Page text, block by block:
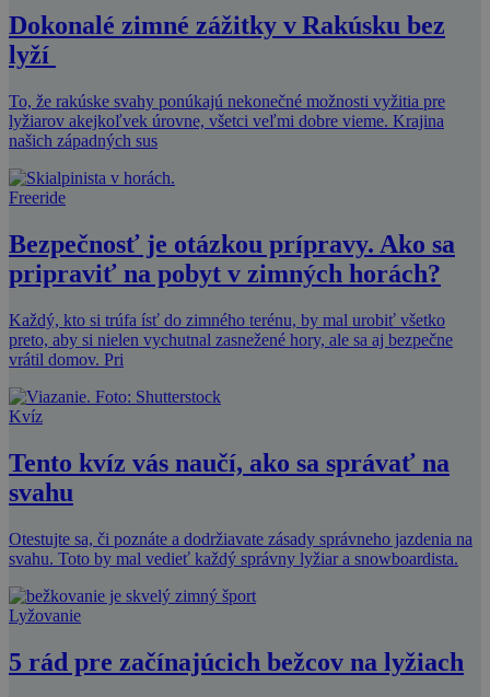
Dokonalé zimné zážitky v Rakúsku bez
lyží
To, že rakúske svahy ponúkajú nekonečné možnosti vyžitia pre
lyžiarov akejkoľvek úrovne, všetci veľmi dobre vieme. Krajina
našich západných sus
Freeride
Bezpečnosť je otázkou prípravy. Ako sa
pripraviť na pobyt v zimných horách?
Každý, kto si trúfa ísť do zimného terénu, by mal urobiť všetko
preto, aby si nielen vychutnal zasnežené hory, ale sa aj bezpečne
vrátil domov. Pri
Kvíz
Tento kvíz vás naučí, ako sa správať na
svahu
Otestujte sa, či poznáte a dodržiavate zásady správneho jazdenia na
svahu. Toto by mal vedieť každý správny lyžiar a snowboardista.
Lyžovanie
5 rád pre začínajúcich bežcov na lyžiach